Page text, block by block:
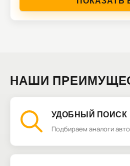
НАШИ
УДОБНЫЙ ПОИСК
Подбираем аналоги